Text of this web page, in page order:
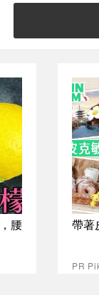
腰 帶著
PR